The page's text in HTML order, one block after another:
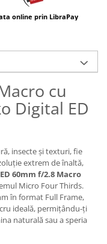
online prin LibraPay
cu
Digital ED
insecte și texturi, fie
extrem de înaltă,
60mm f/2.8 Macro
Micro Four Thirds.
în format Full Frame,
ideală, permițându-ți
naturală sau a speria